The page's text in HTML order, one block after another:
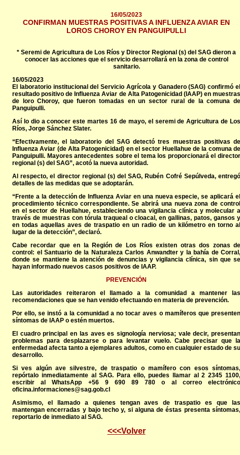
16/05/2023
CONFIRMAN MUESTRAS POSITIVAS A INFLUENZA AVIAR EN
LOROS CHOROY EN PANGUIPULLI
* Seremi de Agricultura de Los Ríos y Director Regional (s) del SAG dieron a
conocer las acciones que el servicio desarrollará en la zona de control
sanitario.
16/05/2023
El laboratorio institucional del Servicio Agrícola y Ganadero (SAG) confirmó el
resultado positivo de Influenza Aviar de Alta Patogenicidad (IAAP) en muestras
de loro Choroy, que fueron tomadas en un sector rural de la comuna de
Panguipulli.
Así lo dio a conocer este martes 16 de mayo, el seremi de Agricultura de Los
Ríos, Jorge Sánchez Slater.
“Efectivamente, el laboratorio del SAG detectó tres muestras positivas de
Influenza Aviar (de Alta Patogenicidad) en el sector Huellahue de la comuna de
Panguipulli. Mayores antecedentes sobre el tema los proporcionará el director
regional (s) del SAG”, acotó la nueva autoridad.
Al respecto, el director regional (s) del SAG, Rubén Cofré Sepúlveda, entregó
detalles de las medidas que se adoptarán.
“Frente a la detección de Influenza Aviar en una nueva especie, se aplicará el
procedimiento técnico correspondiente. Se abrirá una nueva zona de control
en el sector de Huellahue, estableciendo una vigilancia clínica y molecular a
través de muestras con tórula traqueal o cloacal, en gallinas, patos, gansos y
en todas aquellas aves de traspatio en un radio de un kilómetro en torno al
lugar de la detección”, declaró.
Cabe recordar que en la Región de Los Ríos existen otras dos zonas de
control: el Santuario de la Naturaleza Carlos Anwandter y la bahía de Corral,
donde se mantiene la atención de denuncias y vigilancia clínica, sin que se
hayan informado nuevos casos positivos de IAAP.
PREVENCIÓN
Las autoridades reiteraron el llamado a la comunidad a mantener las
recomendaciones que se han venido efectuando en materia de prevención.
Por ello, se instó a la comunidad a no tocar aves o mamíferos que presenten
síntomas de IAAP o estén muertos.
El cuadro principal en las aves es signología nerviosa; vale decir, presentan
problemas para desplazarse o para levantar vuelo. Cabe precisar que la
enfermedad afecta tanto a ejemplares adultos, como en cualquier estado de su
desarrollo.
Si ves algún ave silvestre, de traspatio o mamífero con esos síntomas,
repórtalo inmediatamente al SAG. Para ello, puedes llamar al 2 2345 1100,
escribir al WhatsApp +56 9 690 89 780 o al correo electrónico
oficina.informaciones@sag.gob.cl
Asimismo, el llamado a quienes tengan aves de traspatio es que las
mantengan encerradas y bajo techo y, si alguna de éstas presenta síntomas,
reportarlo de inmediato al SAG.
<<<Volver